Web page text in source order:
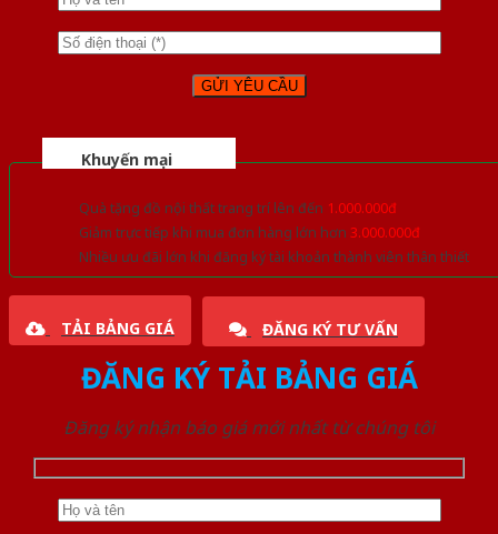
Khuyến mại
Quà tặng đồ nội thất trang trí lên đến 1.000.000đ
Giảm trực tiếp khi mua đơn hàng lớn hơn 3.000.000đ
Nhiều ưu đãi lớn khi đăng ký tài khoản thành viên thân thiết
TẢI BẢNG GIÁ ĐĂNG KÝ TƯ VẤN
ĐĂNG KÝ TẢI BẢNG GIÁ
Đăng ký nhận báo giá mới nhất từ chúng tôi